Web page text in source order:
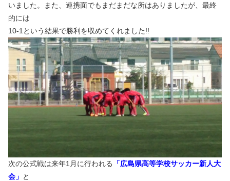
いました。また、連携面でもまだまだな所はありましたが、最終
的には
10-1という結果で勝利を収めてくれました!!
次の公式戦は来年1月に行われる
「広島県高等学校サッカー新人大
会」 と